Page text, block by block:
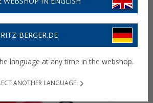
BERGER.DE
language at any time in the webshop.
ANOTHER LANGUAGE